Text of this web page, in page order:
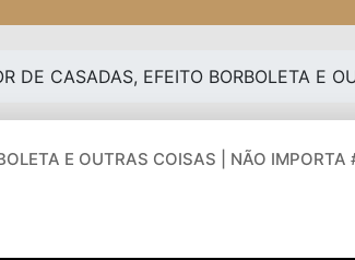
DE CASADAS, EFEITO BORBOLETA E
E OUTRAS COISAS | NÃO IMPORTA